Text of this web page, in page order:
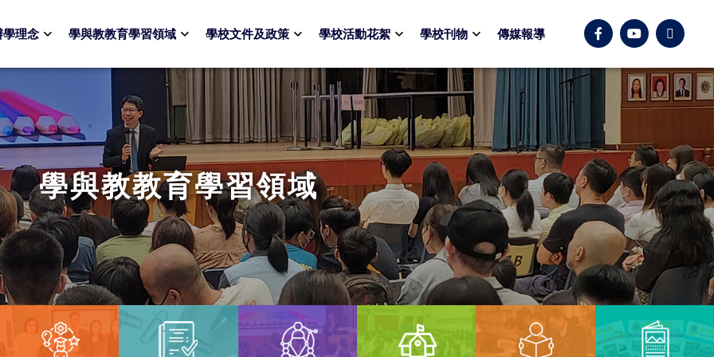
理念 學與教教育學習領域 學校文件及政策 學校活動花絮 學校刊物 傳媒報導
學與教教育學習領域